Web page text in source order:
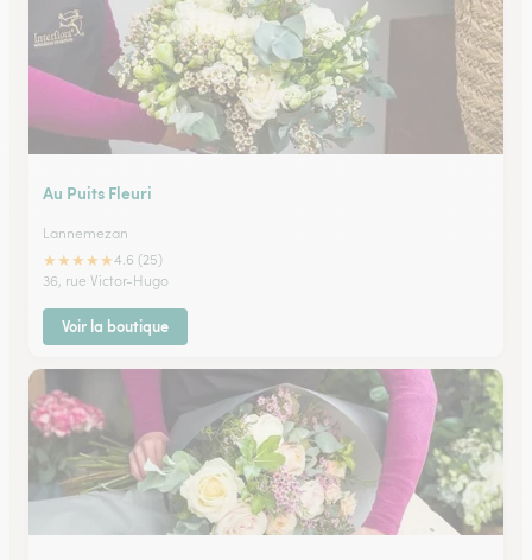
Au Puits Fleuri
Lannemezan
★★★★★4.6 (25)
36, rue Victor-Hugo
Voir la boutique